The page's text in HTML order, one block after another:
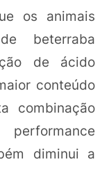
os animais
beterraba
de ácido
conteúdo
combinação
diminui a